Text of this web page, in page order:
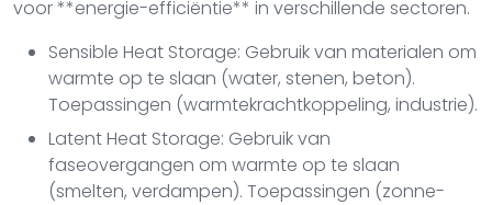
voor **energie-efficiëntie** in verschillende sectoren.
Sensible Heat Storage: Gebruik van materialen om
warmte op te slaan (water, stenen, beton).
Toepassingen (warmtekrachtkoppeling, industrie).
Latent Heat Storage: Gebruik van
faseovergangen om warmte op te slaan
(smelten, verdampen). Toepassingen (zonne-